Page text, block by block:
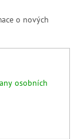
o nových
osobních